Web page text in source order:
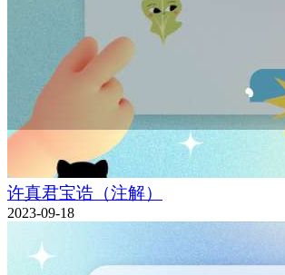
许真君宝诰（注解）
2023-09-18